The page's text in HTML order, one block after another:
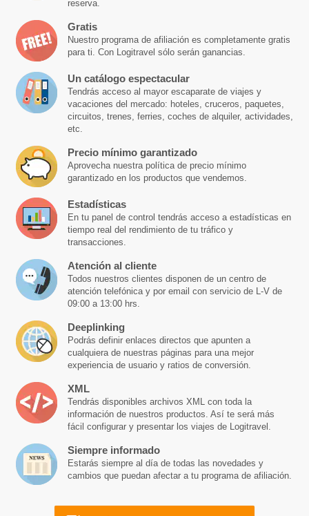
reserva.
Gratis
Nuestro programa de afiliación es completamente gratis
para ti. Con Logitravel sólo serán ganancias.
Un catálogo espectacular
Tendrás acceso al mayor escaparate de viajes y
vacaciones del mercado: hoteles, cruceros, paquetes,
circuitos, trenes, ferries, coches de alquiler, actividades,
etc.
Precio mínimo garantizado
Aprovecha nuestra política de precio mínimo
garantizado en los productos que vendemos.
Estadísticas
En tu panel de control tendrás acceso a estadísticas en
tiempo real del rendimiento de tu tráfico y
transacciones.
Atención al cliente
Todos nuestros clientes disponen de un centro de
atención telefónica y por email con servicio de L-V de
09:00 a 13:00 hrs.
Deeplinking
Podrás definir enlaces directos que apunten a
cualquiera de nuestras páginas para una mejor
experiencia de usuario y ratios de conversión.
XML
Tendrás disponibles archivos XML con toda la
información de nuestros productos. Así te será más
fácil configurar y presentar los viajes de Logitravel.
Siempre informado
Estarás siempre al día de todas las novedades y
cambios que puedan afectar a tu programa de afiliación.